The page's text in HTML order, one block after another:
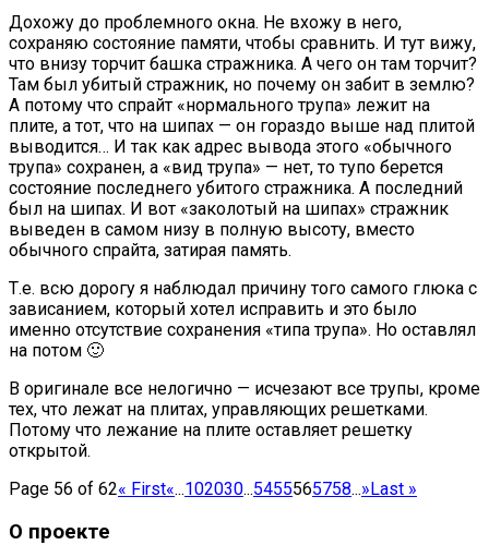
Дохожу до проблемного окна. Не вхожу в него,
сохраняю состояние памяти, чтобы сравнить. И тут вижу,
что внизу торчит башка стражника. А чего он там торчит?
Там был убитый стражник, но почему он забит в землю?
А потому что спрайт «нормального трупа» лежит на
плите, а тот, что на шипах — он гораздо выше над плитой
выводится… И так как адрес вывода этого «обычного
трупа» сохранен, а «вид трупа» — нет, то тупо берется
состояние последнего убитого стражника. А последний
был на шипах. И вот «заколотый на шипах» стражник
выведен в самом низу в полную высоту, вместо
обычного спрайта, затирая память.
Т.е. всю дорогу я наблюдал причину того самого глюка с
зависанием, который хотел исправить и это было
именно отсутствие сохранения «типа трупа». Но оставлял
на потом 🙂
В оригинале все нелогично — исчезают все трупы, кроме
тех, что лежат на плитах, управляющих решетками.
Потому что лежание на плите оставляет решетку
открытой.
Page 56 of 62« First«...102030...5455565758...»Last »
О проекте